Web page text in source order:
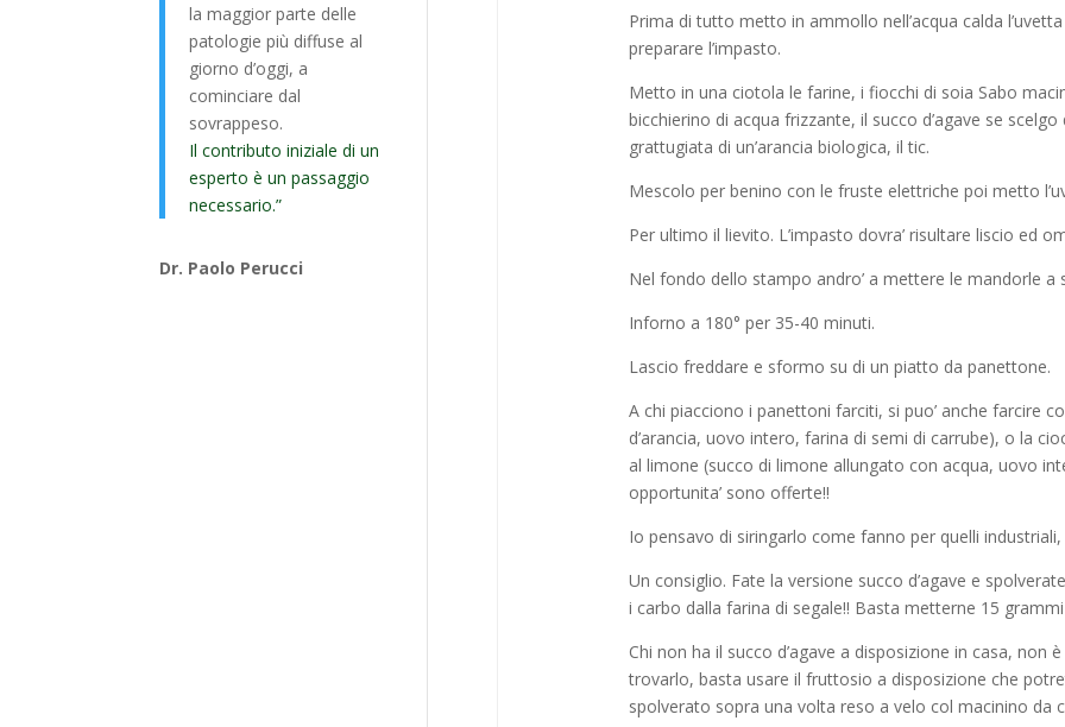
Prima di tutto metto in ammollo nell’acqua calda
preparare l’impasto.
Metto in una ciotola le farine, i fiocchi di soia Sabo
bicchierino di acqua frizzante, il succo d’agave se
grattugiata di un’arancia biologica, il tic.
Mescolo per benino con le fruste elettriche poi metto
Per ultimo il lievito. L’impasto dovra’ risultare liscio ed
Nel fondo dello stampo andro’ a mettere le mandorle a
Inforno a 180° per 35-40 minuti.
Lascio freddare e sformo su di un piatto da panettone.
A chi piacciono i panettoni farciti, si puo’ anche farcire
d’arancia, uovo intero, farina di semi di carrube), o la
al limone (succo di limone allungato con acqua, uovo
opportunita’ sono offerte!!
Io pensavo di siringarlo come fanno per quelli
Un consiglio. Fate la versione succo d’agave e
i carbo dalla farina di segale!! Basta metterne 15
Chi non ha il succo d’agave a disposizione in casa,
trovarlo, basta usare il fruttosio a disposizione che
spolverato sopra una volta reso a velo col macinino da
la maggior parte delle
patologie più diffuse al
giorno d’oggi, a
cominciare dal
sovrappeso.
Il contributo iniziale di un
esperto è un passaggio
necessario.”
Dr. Paolo Perucci